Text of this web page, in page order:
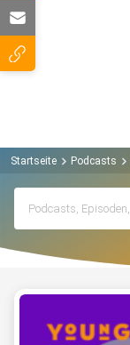
Startseite Podcasts